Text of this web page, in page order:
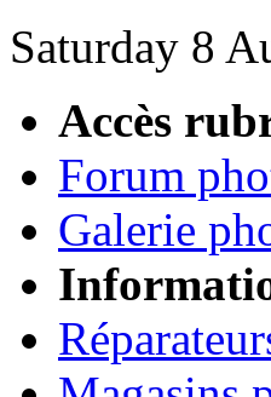
Saturday 8
Accès
Forum
Galerie